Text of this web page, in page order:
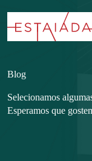
Blog
Selecionamos
Esperamos que